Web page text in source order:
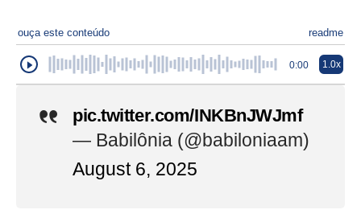
ouça este conteúdo readme
0:00 1.0x
pic.twitter.com/INKBnJWJmf
— Babilônia (@babiloniaam)
August 6, 2025